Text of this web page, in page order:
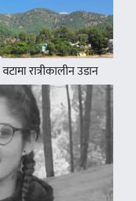
रात्रीकालीन उडान